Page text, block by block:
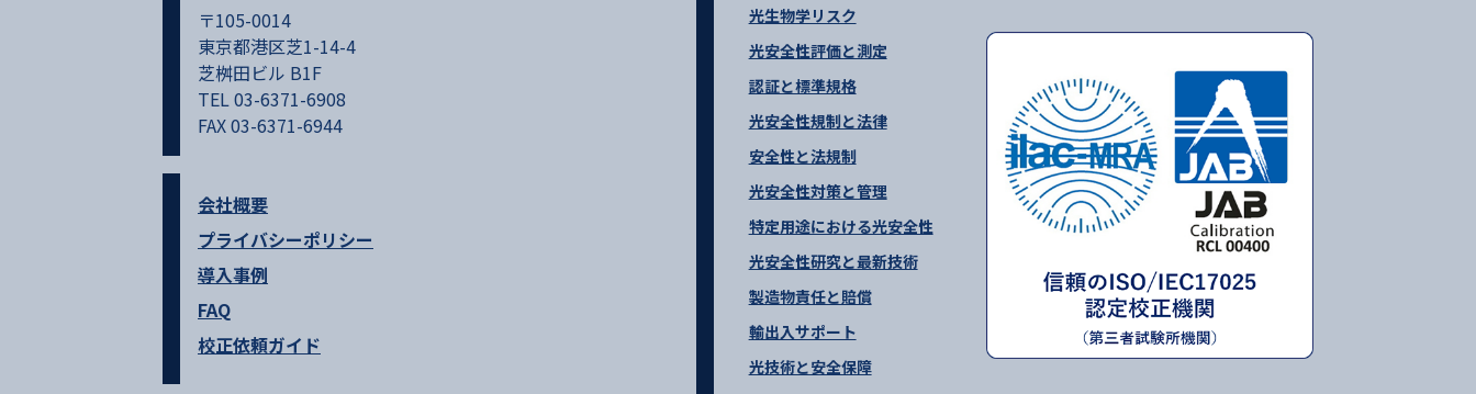
〒105-0014
東京都港区芝1-14-4
芝桝田ビル B1F
TEL 03-6371-6908
FAX 03-6371-6944
会社概要
プライバシーポリシー
導入事例
FAQ
校正依頼ガイド
光生物学リスク
光安全性評価と測定
認証と標準規格
光安全性規制と法律
安全性と法規制
光安全性対策と管理
特定用途における光安全性
光安全性研究と最新技術
製造物責任と賠償
輸出入サポート
光技術と安全保障